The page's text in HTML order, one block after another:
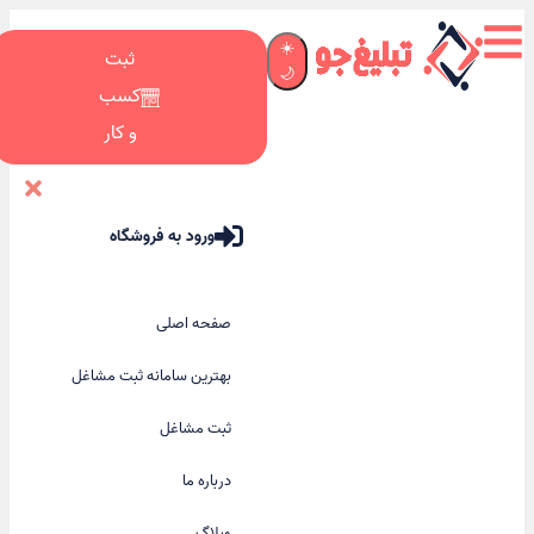
☀️
🌙
ثبت
کسب
و کار
ورود به فروشگاه
صفحه اصلی
بهترین سامانه ثبت مشاغل
ثبت مشاغل
درباره ما